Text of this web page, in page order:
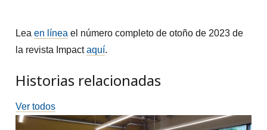
Leaen línea el número completo de otoño de 2023 de
la revista Impactaquí.
Historias relacionadas
Ver todos